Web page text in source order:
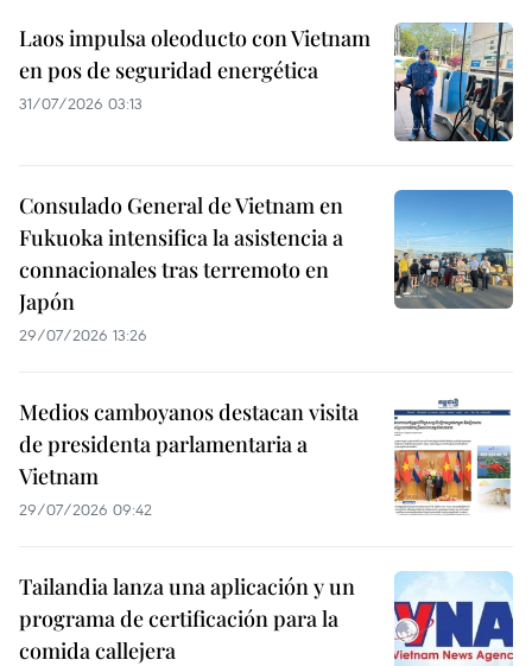
Laos impulsa oleoducto con Vietnam
en pos de seguridad energética
31/07/2026 03:13
Consulado General de Vietnam en
Fukuoka intensifica la asistencia a
connacionales tras terremoto en
Japón
29/07/2026 13:26
Medios camboyanos destacan visita
de presidenta parlamentaria a
Vietnam
29/07/2026 09:42
Tailandia lanza una aplicación y un
programa de certificación para la
comida callejera